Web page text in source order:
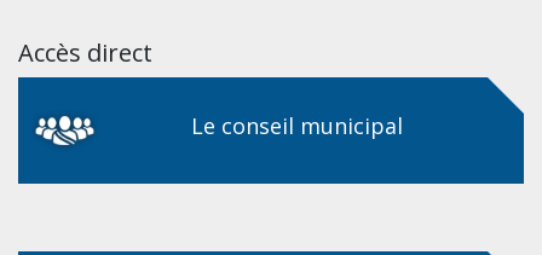
Accès direct
Le conseil municipal